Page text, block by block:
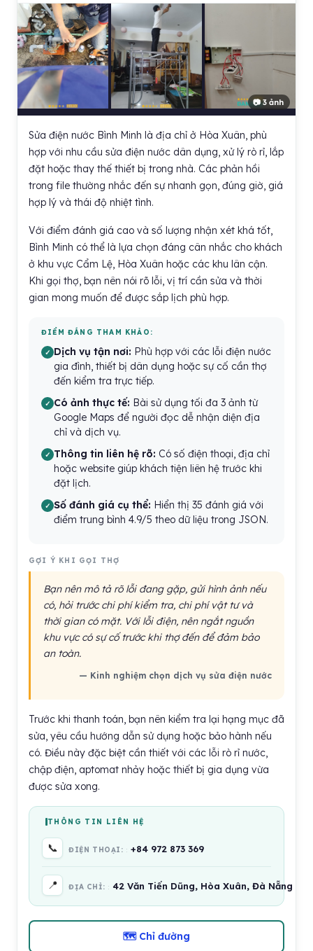
📷 3 ảnh
Sửa điện nước Bình Minh là địa chỉ ở Hòa Xuân, phù
hợp với nhu cầu sửa điện nước dân dụng, xử lý rò rỉ, lắp
đặt hoặc thay thế thiết bị trong nhà. Các phản hồi
trong file thường nhắc đến sự nhanh gọn, đúng giờ, giá
hợp lý và thái độ nhiệt tình.
Với điểm đánh giá cao và số lượng nhận xét khá tốt,
Bình Minh có thể là lựa chọn đáng cân nhắc cho khách
ở khu vực Cẩm Lệ, Hòa Xuân hoặc các khu lân cận.
Khi gọi thợ, bạn nên nói rõ lỗi, vị trí cần sửa và thời
gian mong muốn để được sắp lịch phù hợp.
ĐIỂM ĐÁNG THAM KHẢO:
Dịch vụ tận nơi: Phù hợp với các lỗi điện nước
gia đình, thiết bị dân dụng hoặc sự cố cần thợ
đến kiểm tra trực tiếp.
Có ảnh thực tế: Bài sử dụng tối đa 3 ảnh từ
Google Maps để người đọc dễ nhận diện địa
chỉ và dịch vụ.
Thông tin liên hệ rõ: Có số điện thoại, địa chỉ
hoặc website giúp khách tiện liên hệ trước khi
đặt lịch.
Số đánh giá cụ thể: Hiển thị 35 đánh giá với
điểm trung bình 4.9/5 theo dữ liệu trong JSON.
GỢI Ý KHI GỌI THỢ
Bạn nên mô tả rõ lỗi đang gặp, gửi hình ảnh nếu
có, hỏi trước chi phí kiểm tra, chi phí vật tư và
thời gian có mặt. Với lỗi điện, nên ngắt nguồn
khu vực có sự cố trước khi thợ đến để đảm bảo
an toàn.
— Kinh nghiệm chọn dịch vụ sửa điện nước
Trước khi thanh toán, bạn nên kiểm tra lại hạng mục đã
sửa, yêu cầu hướng dẫn sử dụng hoặc bảo hành nếu
có. Điều này đặc biệt cần thiết với các lỗi rò rỉ nước,
chập điện, aptomat nhảy hoặc thiết bị gia dụng vừa
được sửa xong.
THÔNG TIN LIÊN HỆ
📞 ĐIỆN THOẠI: +84 972 873 369
📍 ĐỊA CHỈ: 42 Văn Tiến Dũng, Hòa Xuân, Đà Nẵng
🗺 Chỉ đường